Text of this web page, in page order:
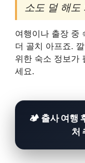
소도 덜 해도
여행이나 출장 중
더 골치 아프죠.
위한 숙소 정보가
세요.
🏕️ 출사 여행
처